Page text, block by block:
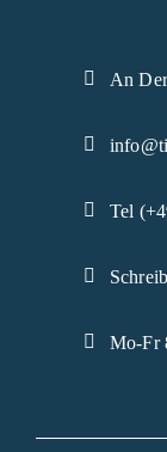
An
Tel
Mo-Fr